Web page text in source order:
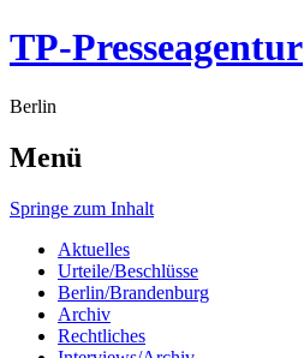
TP-Presseagentur
Berlin
Menü
Springe zum Inhalt
Aktuelles
Urteile/Beschlüsse
Berlin/Brandenburg
Archiv
Rechtliches